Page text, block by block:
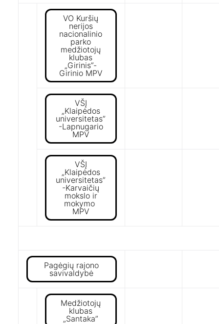
VO Kuršių
nerijos
nacionalinio
parko
medžiotojų
klubas
„Girinis”-
Girinio MPV
VŠĮ
„Klaipėdos
universitetas”
-Lapnugario
MPV
VŠĮ
„Klaipėdos
universitetas”
-Karvaičių
mokslo ir
mokymo
MPV
Pagėgių rajono
savivaldybė
Medžiotojų
klubas
„Santaka”